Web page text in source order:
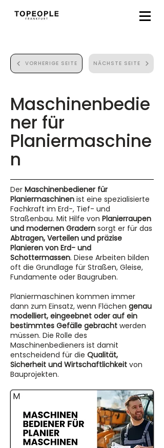
VORHERIGE SEITE NÄCHSTE SEITE
Maschinenbedie
ner für
Planiermaschine
n
Der Maschinenbediener für
Planiermaschinen ist eine spezialisierte
Fachkraft im Erd-, Tief- und
Straßenbau. Mit Hilfe von Planierraupen
und modernen Gradern sorgt er für das
Abtragen, Verteilen und präzise
Planieren von Erd- und
Schottermassen. Diese Arbeiten bilden
oft die Grundlage für Straßen, Gleise,
Fundamente oder Baugruben.
Planiermaschinen kommen immer
dann zum Einsatz, wenn Flächen genau
modelliert, eingeebnet oder auf ein
bestimmtes Gefälle gebracht werden
müssen. Die Rolle des
Maschinenbedieners ist damit
entscheidend für die Qualität,
Sicherheit und Wirtschaftlichkeit von
Bauprojekten.